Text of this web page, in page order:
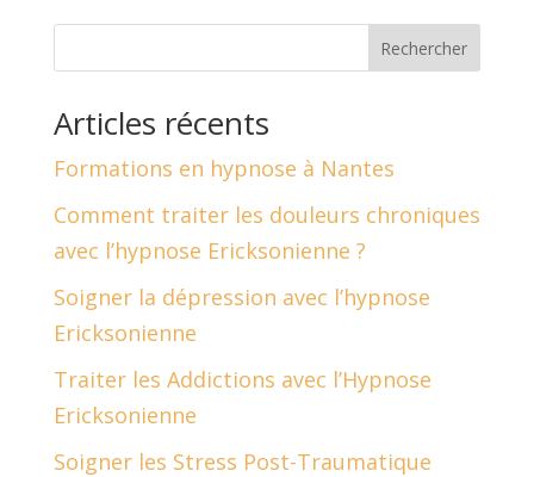
Rechercher
Articles récents
Formations en hypnose à Nantes
Comment traiter les douleurs chroniques
avec l’hypnose Ericksonienne ?
Soigner la dépression avec l’hypnose
Ericksonienne
Traiter les Addictions avec l’Hypnose
Ericksonienne
Soigner les Stress Post-Traumatique